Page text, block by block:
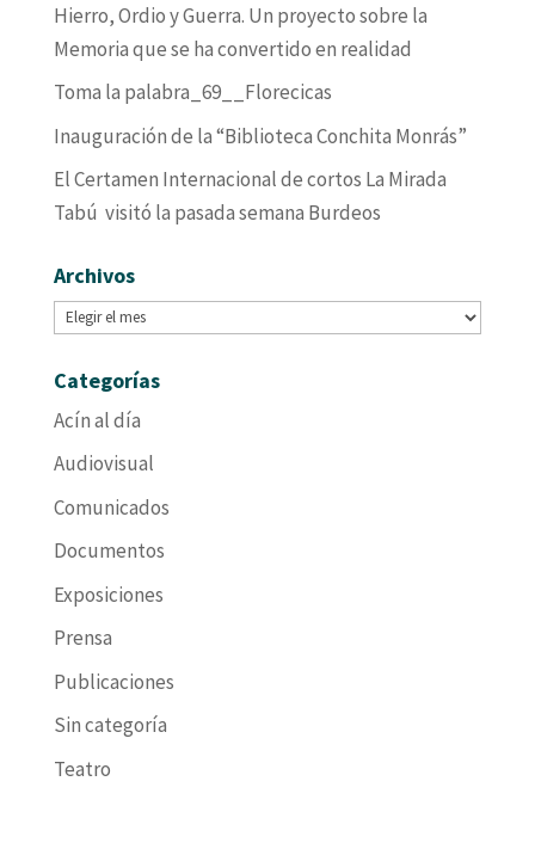
Hierro, Ordio y Guerra. Un proyecto sobre la
Memoria que se ha convertido en realidad
Toma la palabra_69__Florecicas
Inauguración de la “Biblioteca Conchita Monrás”
El Certamen Internacional de cortos La Mirada
Tabú visitó la pasada semana Burdeos
Archivos
Archivos
Categorías
Acín al día
Audiovisual
Comunicados
Documentos
Exposiciones
Prensa
Publicaciones
Sin categoría
Teatro